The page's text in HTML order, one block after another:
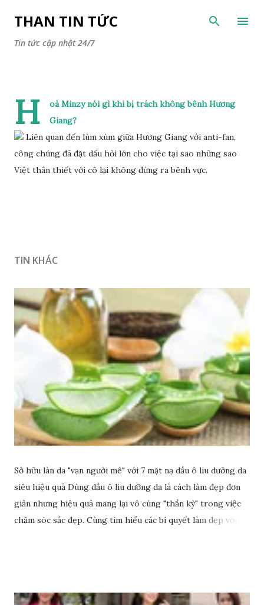
Chuyển đến nội dung chính
THAN TIN TỨC
Tin tức cập nhật 24/7
H
oà Minzy nói gì khi bị trách không bênh Hương
Giang?
Liên quan đến lùm xùm giữa Hương Giang với anti-fan,
công chúng đã đặt dấu hỏi lớn cho việc tại sao những sao
Việt thân thiết với cô lại không đứng ra bênh vực.
TIN KHÁC
Sở hữu làn da "vạn người mê" với 7 mặt nạ dầu ô liu dưỡng da
siêu hiệu quả Dùng dầu ô liu dưỡng da là cách làm đẹp đơn
giản nhưng hiệu quả mang lại vô cùng "thần kỳ" trong việc
chăm sóc sắc đẹp. Cùng tìm hiểu các bí quyết làm đẹp với